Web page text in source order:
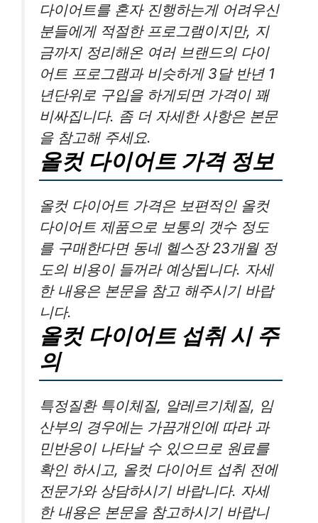
다이어트를 혼자 진행하는게 어려우신
분들에게 적절한 프로그램이지만, 지
금까지 정리해온 여러 브랜드의 다이
어트 프로그램과 비슷하게 3달 반년 1
년단위로 구입을 하게되면 가격이 꽤
비싸집니다. 좀 더 자세한 사항은 본문
을 참고해 주세요.
올컷 다이어트 가격 정보
올컷 다이어트 가격은 보편적인 올컷
다이어트 제품으로 보통의 갯수 정도
를 구매한다면 동네 헬스장 23개월 정
도의 비용이 들꺼라 예상됩니다. 자세
한 내용은 본문을 참고 해주시기 바랍
니다.
올컷 다이어트 섭취 시 주
의
특정질환 특이체질, 알레르기체질, 임
산부의 경우에는 가끔개인에 따라 과
민반응이 나타날 수 있으므로 원료를
확인 하시고, 올컷 다이어트 섭취 전에
전문가와 상담하시기 바랍니다. 자세
한 내용은 본문을 참고하시기 바랍니